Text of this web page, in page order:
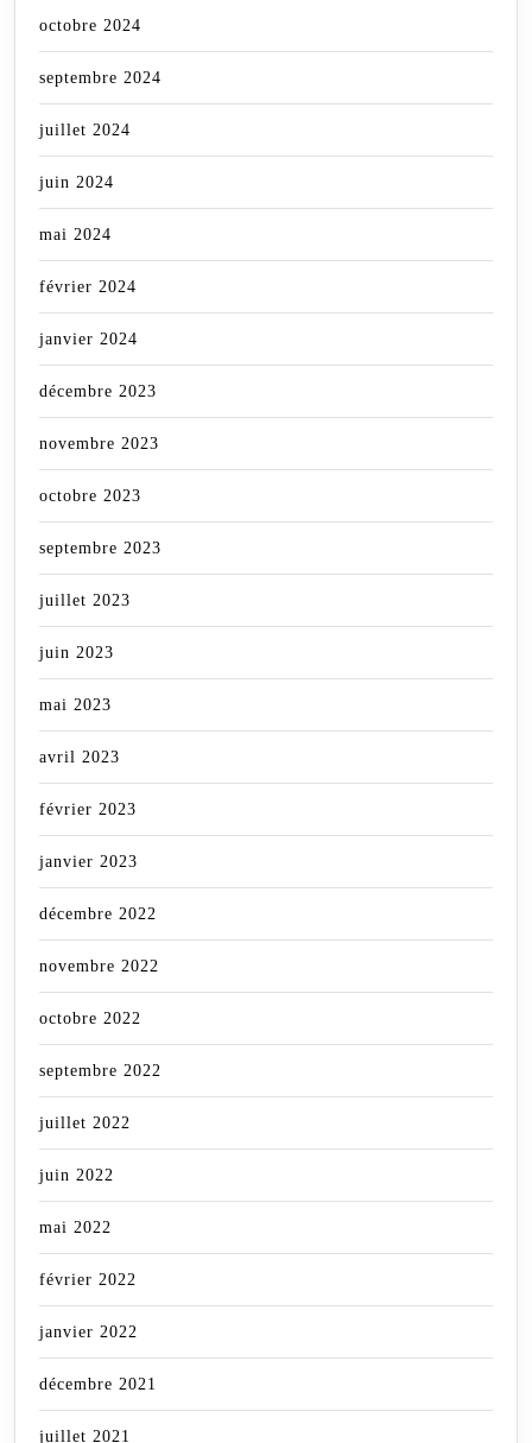
octobre 2024
septembre 2024
juillet 2024
juin 2024
mai 2024
février 2024
janvier 2024
décembre 2023
novembre 2023
octobre 2023
septembre 2023
juillet 2023
juin 2023
mai 2023
avril 2023
février 2023
janvier 2023
décembre 2022
novembre 2022
octobre 2022
septembre 2022
juillet 2022
juin 2022
mai 2022
février 2022
janvier 2022
décembre 2021
juillet 2021